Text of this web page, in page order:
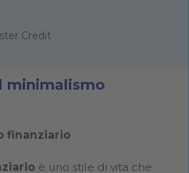
Credit
minimalismo
finanziario
è uno stile di vita che